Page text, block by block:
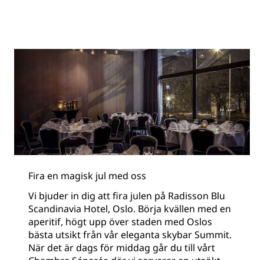
Fira en magisk jul med oss
Vi bjuder in dig att fira julen på Radisson Blu
Scandinavia Hotel, Oslo. Börja kvällen med en
aperitif, högt upp över staden med Oslos
bästa utsikt från vår eleganta skybar Summit.
När det är dags för middag går du till vårt